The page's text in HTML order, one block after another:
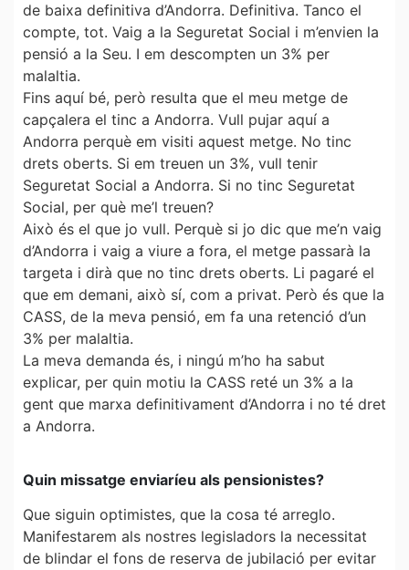
de baixa definitiva d’Andorra. Definitiva. Tanco el
compte, tot. Vaig a la Seguretat Social i m’envien la
pensió a la Seu. I em descompten un 3% per
malaltia.
Fins aquí bé, però resulta que el meu metge de
capçalera el tinc a Andorra. Vull pujar aquí a
Andorra perquè em visiti aquest metge. No tinc
drets oberts. Si em treuen un 3%, vull tenir
Seguretat Social a Andorra. Si no tinc Seguretat
Social, per què me’l treuen?
Això és el que jo vull. Perquè si jo dic que me’n vaig
d’Andorra i vaig a viure a fora, el metge passarà la
targeta i dirà que no tinc drets oberts. Li pagaré el
que em demani, això sí, com a privat. Però és que la
CASS, de la meva pensió, em fa una retenció d’un
3% per malaltia.
La meva demanda és, i ningú m’ho ha sabut
explicar, per quin motiu la CASS reté un 3% a la
gent que marxa definitivament d’Andorra i no té dret
a Andorra.
Quin missatge enviaríeu als pensionistes?
Que siguin optimistes, que la cosa té arreglo.
Manifestarem als nostres legisladors la necessitat
de blindar el fons de reserva de jubilació per evitar